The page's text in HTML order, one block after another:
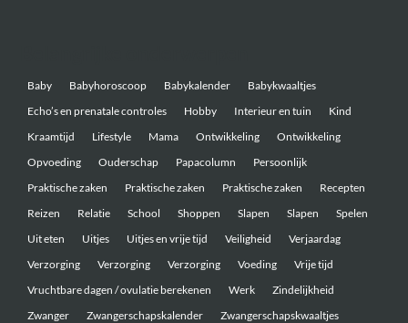
Baby Babyhoroscoop Babykalender
Babykwaaltjes
Echo’s en prenatale controles
Hobby Interieur en tuin
Kind
Kraamtijd
Lifestyle Mama Ontwikkeling
Ontwikkeling
Opvoeding
Ouderschap Papacolumn
Persoonlijk
Praktische zaken
Praktische zaken Praktische zaken
Recepten
Reizen
Relatie School Shoppen Slapen Slapen
Spelen
Uit eten
Uitjes Uitjes en vrije tijd Veiligheid
Verjaardag
Verzorging
Verzorging Verzorging Voeding
Vrije tijd
Vruchtbare dagen / ovulatie berekenen
Werk
Zindelijkheid
Zwanger
Zwangerschapskalender
Zwangerschapskwaaltjes